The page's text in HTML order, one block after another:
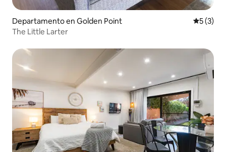
Departamento en Golden Point
5 (3)
The Little Larter